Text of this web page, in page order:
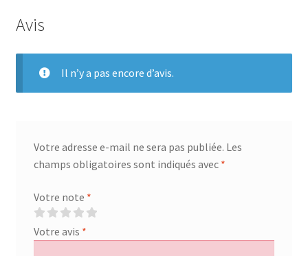
Avis
Il n’y a pas encore d’avis.
Votre adresse e-mail ne sera pas publiée. Les
champs obligatoires sont indiqués avec *
Votre note *
Votre avis *